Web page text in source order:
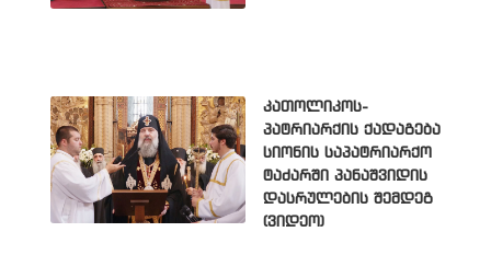
კათოლიკოს-
პატრიარქის ქადაგება
სიონის საპატრიარქო
ტაძარში პანაშვიდის
დასრულების შემდეგ
(ვიდეო)